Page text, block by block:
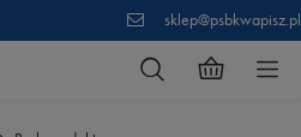
sklep@psbkwapisz.pl